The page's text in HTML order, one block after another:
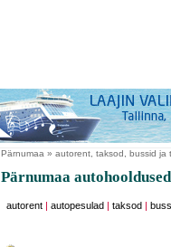
Pärnumaa » autorent, taksod, bussid ja
Pärnumaa autohooldused
autorent| autopesulad taksod